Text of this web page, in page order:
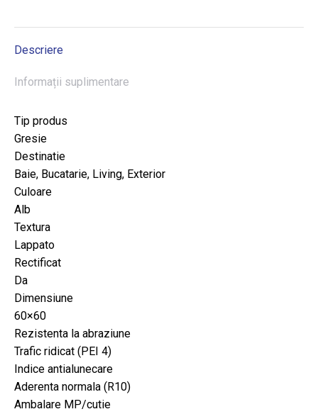
Descriere
Informații suplimentare
Tip produs
Gresie
Destinatie
Baie, Bucatarie, Living, Exterior
Culoare
Alb
Textura
Lappato
Rectificat
Da
Dimensiune
60×60
Rezistenta la abraziune
Trafic ridicat (PEI 4)
Indice antialunecare
Aderenta normala (R10)
Ambalare MP/cutie